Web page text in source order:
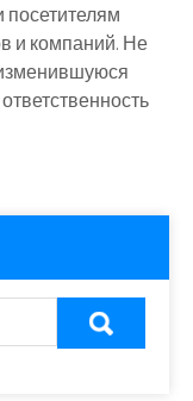
и компаний. Не